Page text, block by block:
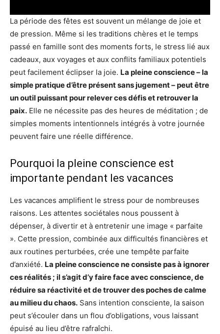
La période des fêtes est souvent un mélange de joie et
de pression. Même si les traditions chères et le temps
passé en famille sont des moments forts, le stress lié aux
cadeaux, aux voyages et aux conflits familiaux potentiels
peut facilement éclipser la joie. La pleine conscience – la
simple pratique d’être présent sans jugement – ​​peut être
un outil puissant pour relever ces défis et retrouver la
paix. Elle ne nécessite pas des heures de méditation ; de
simples moments intentionnels intégrés à votre journée
peuvent faire une réelle différence.
Pourquoi la pleine conscience est
importante pendant les vacances
Les vacances amplifient le stress pour de nombreuses
raisons. Les attentes sociétales nous poussent à
dépenser, à divertir et à entretenir une image « parfaite
». Cette pression, combinée aux difficultés financières et
aux routines perturbées, crée une tempête parfaite
d’anxiété. La pleine conscience ne consiste pas à ignorer
ces réalités ; il s’agit d’y faire face avec conscience, de
réduire sa réactivité et de trouver des poches de calme
au milieu du chaos. Sans intention consciente, la saison
peut s’écouler dans un flou d’obligations, vous laissant
épuisé au lieu d’être rafraîchi.